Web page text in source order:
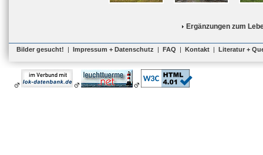
Ergänzungen zum
Bilder gesucht! | Impressum + Datenschutz | FAQ | Kontakt | Literatur +